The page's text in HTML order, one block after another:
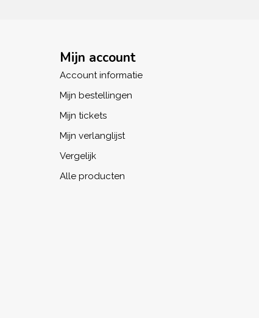
Mijn account
Account informatie
Mijn bestellingen
Mijn tickets
Mijn verlanglijst
Vergelijk
Alle producten